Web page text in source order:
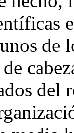
de
del